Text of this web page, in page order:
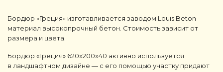
Бордюр «Греция» изготавливается заводом Louis Beton -
материал высокопрочный бетон. Стоимость зависит от
размера и цвета.
Бордюр «Греция» 620x200x40 активно используется
в ландшафтном дизайне — с его помощью участку придают